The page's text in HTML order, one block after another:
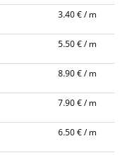
3.40 € / m
5.50 € / m
8.90 € / m
7.90 € / m
6.50 € / m